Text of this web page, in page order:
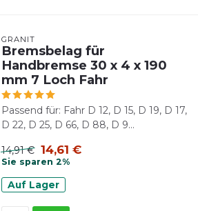
GRANIT
Bremsbelag für
Handbremse 30 x 4 x 190
mm 7 Loch Fahr
Passend für: Fahr D 12, D 15, D 19, D 17,
D 22, D 25, D 66, D 88, D 9...
14,91 € 14,61 €
Sie sparen 2%
Auf Lager